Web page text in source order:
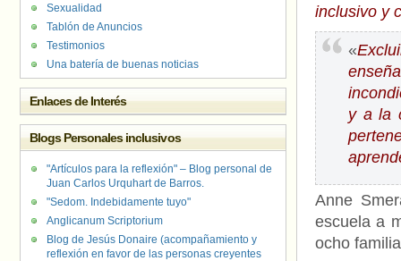
inclusivo y
«
y a la
Anne
escuela a
ocho
Sexualidad
Tablón de Anuncios
Testimonios
Una batería de buenas noticias
Enlaces de Interés
Blogs Personales inclusivos
"Artículos para la reflexión" – Blog personal de
Juan Carlos Urquhart de Barros.
"Sedom. Indebidamente tuyo"
Anglicanum Scriptorium
Blog de Jesús Donaire (acompañamiento y
reflexión en favor de las personas creyentes